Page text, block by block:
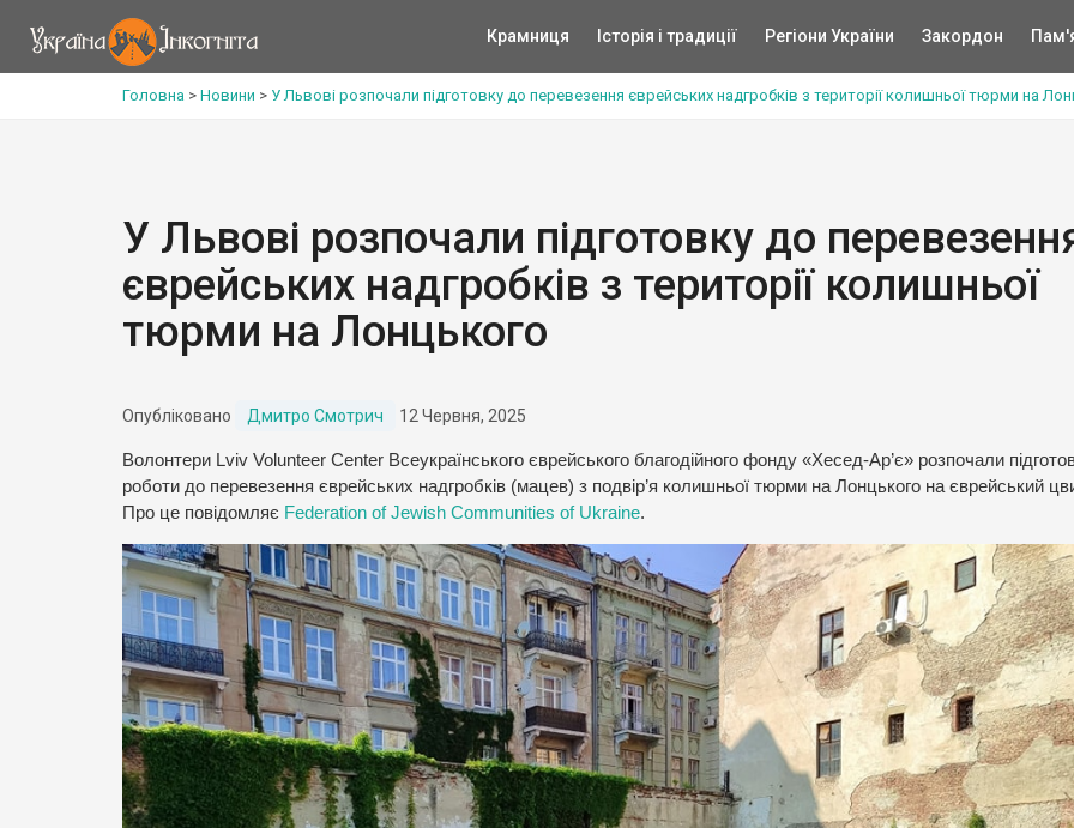
Крамниця Історія і традиції Регіони України Закордон
Головна > Новини > У Львові розпочали підготовку до перевезення єврейських надгробків з території колишньої тюрми на
У Львові розпочали підготовку до
єврейських надгробків з території колишньої
тюрми на Лонцького
Опубліковано Дмитро Смотрич 12 Червня, 2025
Волонтери Lviv Volunteer Center Всеукраїнського єврейського благодійного фонду «Хесед-Ар’є» розпочали
роботи до перевезення єврейських надгробків (мацев) з подвір’я колишньої тюрми на Лонцького на єврейський
Про це повідомляє Federation of Jewish Communities of Ukraine.